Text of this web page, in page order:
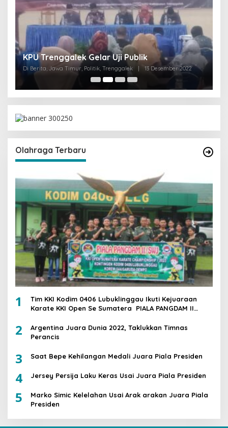
KPU Trenggalek Gelar Uji Publik
Di Berita, Jawa Timur, Politik, Trenggalek 13 Desember 2022
Olahraga Terbaru
1
Tim KKI Kodim 0406 Lubuklinggau Ikuti Kejuaraan
Karate KKI Open Se Sumatera PIALA PANGDAM II
2
Argentina Juara Dunia 2022, Taklukkan Timnas
Perancis
3 Saat Bepe Kehilangan Medali Juara Piala Presiden
4 Jersey Persija Laku Keras Usai Juara Piala Presiden
5
Marko Simic Kelelahan Usai Arak arakan Juara Piala
Presiden